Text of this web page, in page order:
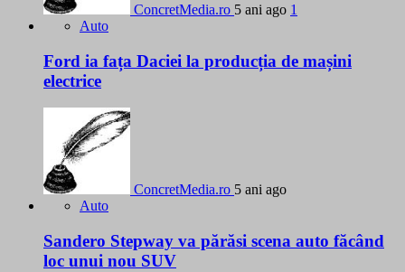
ConcretMedia.ro 5 ani ago 1
Auto
Ford ia fața Daciei la producția de mașini
electrice
ConcretMedia.ro 5 ani ago
Auto
Sandero Stepway va părăsi scena auto făcând
loc unui nou SUV